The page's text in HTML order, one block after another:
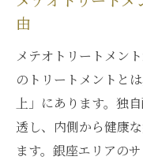
由
メテオトリートメン
のトリートメントと
上」にあります。独
透し、内側から健康
ます。銀座エリアの